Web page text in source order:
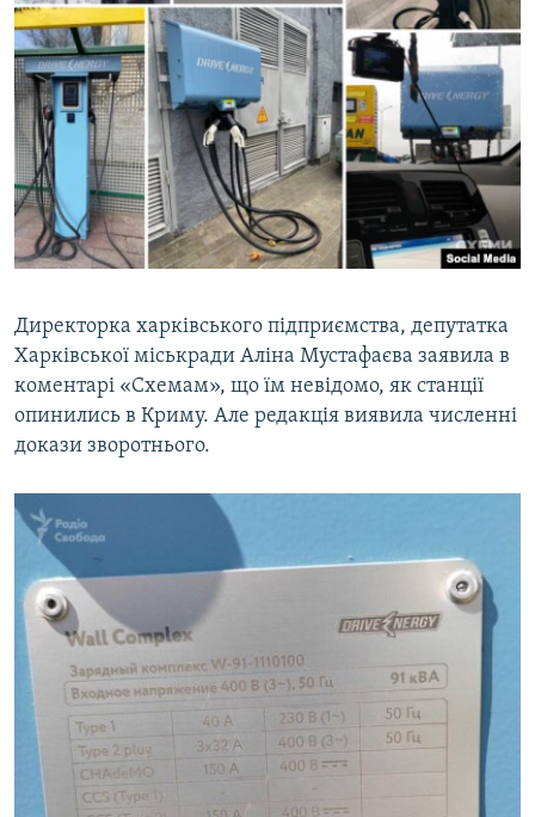
Директорка харківського підприємства, депутатка
Харківської міськради Аліна Мустафаєва заявила в
коментарі «Схемам», що їм невідомо, як станції
опинились в Криму. Але редакція виявила численні
докази зворотнього.